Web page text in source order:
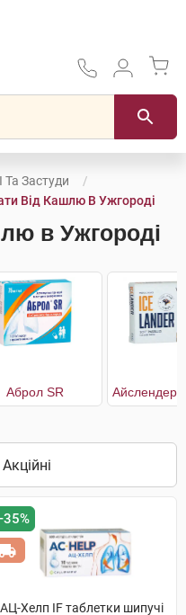
Та Застуди
Від Кашлю В Ужгороді
в Ужгороді
Аброл SR
АЦ-Хелп IF таблетки шипучі